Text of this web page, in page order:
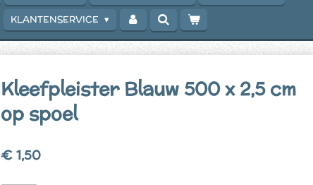
KLANTENSERVICE
Kleefpleister Blauw 500 x 2,5 cm
op spoel
€ 1,50